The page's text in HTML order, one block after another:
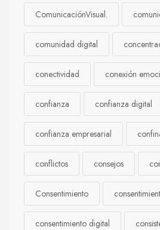
ComunicaciónVisual.
comunidad digital
conectividad conexión
confianza confianza digital
confianza empresarial
conflictos consejos
Consentimiento
consentimiento digital